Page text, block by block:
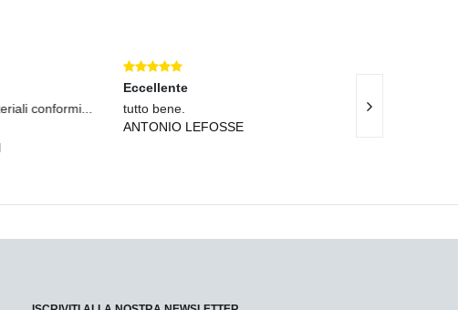
conformi...
Eccellente
tutto bene.
ANTONIO LEFOSSE
Spedizione